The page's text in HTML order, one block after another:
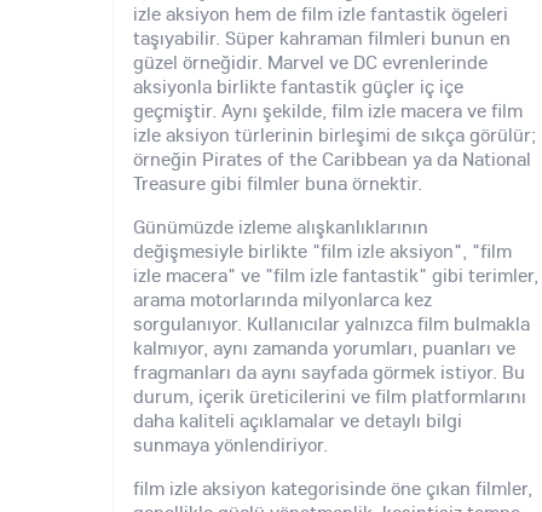
izle aksiyon hem de film izle fantastik ögeleri
taşıyabilir. Süper kahraman filmleri bunun en
güzel örneğidir. Marvel ve DC evrenlerinde
aksiyonla birlikte fantastik güçler iç içe
geçmiştir. Aynı şekilde, film izle macera ve film
izle aksiyon türlerinin birleşimi de sıkça görülür;
örneğin Pirates of the Caribbean ya da National
Treasure gibi filmler buna örnektir.
Günümüzde izleme alışkanlıklarının
değişmesiyle birlikte "film izle aksiyon", "film
izle macera" ve "film izle fantastik" gibi terimler,
arama motorlarında milyonlarca kez
sorgulanıyor. Kullanıcılar yalnızca film bulmakla
kalmıyor, aynı zamanda yorumları, puanları ve
fragmanları da aynı sayfada görmek istiyor. Bu
durum, içerik üreticilerini ve film platformlarını
daha kaliteli açıklamalar ve detaylı bilgi
sunmaya yönlendiriyor.
film izle aksiyon kategorisinde öne çıkan filmler,